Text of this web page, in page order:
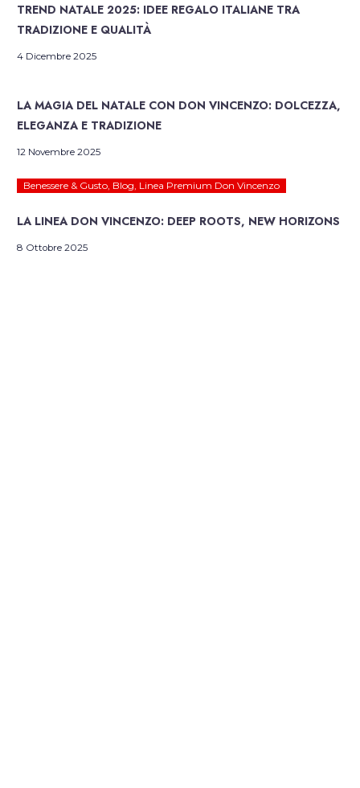
TREND NATALE 2025: IDEE REGALO ITALIANE TRA
TRADIZIONE E QUALITÀ
4 Dicembre 2025
LA MAGIA DEL NATALE CON DON VINCENZO: DOLCEZZA,
ELEGANZA E TRADIZIONE
12 Novembre 2025
Benessere & Gusto Blog Linea Premium Don Vincenzo
LA LINEA DON VINCENZO: DEEP ROOTS, NEW HORIZONS
8 Ottobre 2025